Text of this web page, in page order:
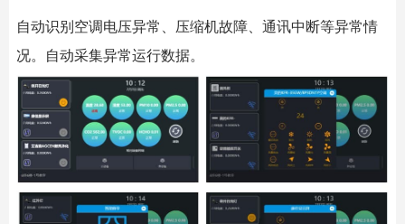
自动识别空调电压异常、压缩机故障、通讯中断等异常情
况。自动采集异常运行数据。